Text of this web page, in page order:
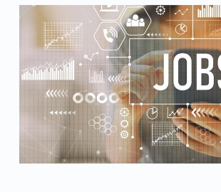
Link identifier archive #link-archive-thumb-soap-41340